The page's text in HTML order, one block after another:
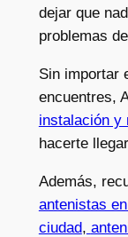
dejar que
problemas
Sin importar
encuentres,
instalación y
hacerte
Además,
antenistas
ciudad,